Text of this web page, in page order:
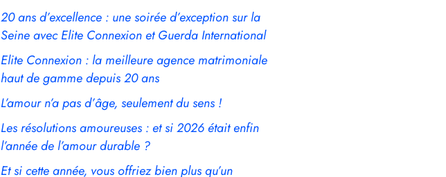
20 ans d’excellence : une soirée d’exception sur la
Seine avec Elite Connexion et Guerda International
Elite Connexion : la meilleure agence matrimoniale
haut de gamme depuis 20 ans
L’amour n’a pas d’âge, seulement du sens !
Les résolutions amoureuses : et si 2026 était enfin
l’année de l’amour durable ?
Et si cette année, vous offriez bien plus qu’un